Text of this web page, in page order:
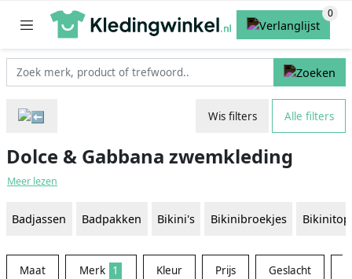
Wis filters Alle filters
Dolce & Gabbana zwemkleding
Meer lezen
Badjassen Badpakken Bikini's Bikinibroekjes
Maat Merk 1 Kleur Prijs Geslacht